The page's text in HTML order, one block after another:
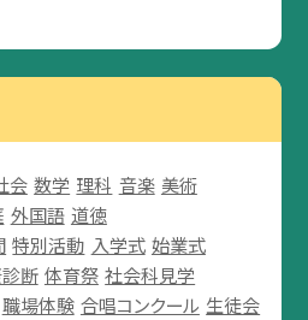
会 数学 理科 音楽 美術
外国語 道徳
特別活動 入学式 始業式
断 体育祭 社会科見学
職場体験 合唱コンクール 生徒会